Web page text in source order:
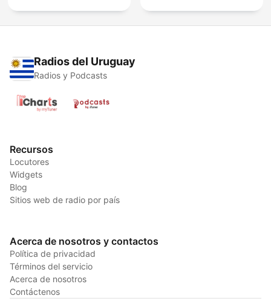
Radios del Uruguay
Radios y Podcasts
Recursos
Locutores
Widgets
Blog
Sitios web de radio por país
Acerca de nosotros y contactos
Política de privacidad
Términos del servicio
Acerca de nosotros
Contáctenos